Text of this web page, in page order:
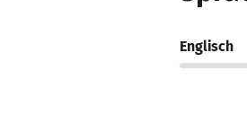
Englisch